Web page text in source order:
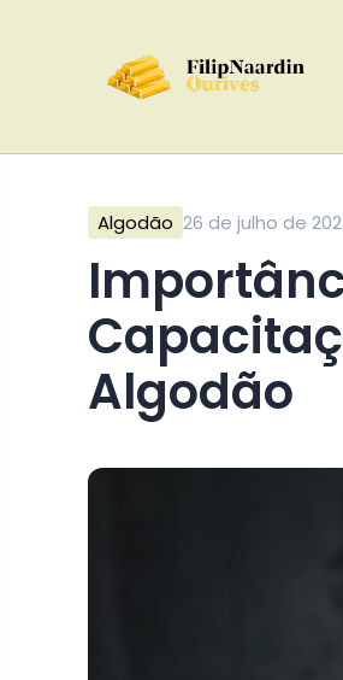
Algodão 26 de julho de
Importância dos Projetos de Educação e
Algodão